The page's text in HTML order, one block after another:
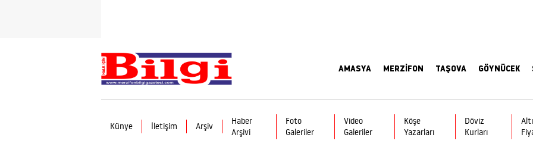
AMASYA MERZİFON TAŞOVA GÖYNÜCEK
Künye İletişim Arşiv
Haber
Arşivi
Foto
Galeriler
Video
Galeriler
Köşe
Yazarları
Döviz
Kurları